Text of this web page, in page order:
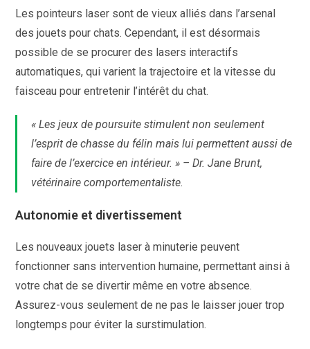
Les pointeurs laser sont de vieux alliés dans l’arsenal
des jouets pour chats. Cependant, il est désormais
possible de se procurer des lasers interactifs
automatiques, qui varient la trajectoire et la vitesse du
faisceau pour entretenir l’intérêt du chat.
« Les jeux de poursuite stimulent non seulement
l’esprit de chasse du félin mais lui permettent aussi de
faire de l’exercice en intérieur. » – Dr. Jane Brunt,
vétérinaire comportementaliste.
Autonomie et divertissement
Les nouveaux jouets laser à minuterie peuvent
fonctionner sans intervention humaine, permettant ainsi à
votre chat de se divertir même en votre absence.
Assurez-vous seulement de ne pas le laisser jouer trop
longtemps pour éviter la surstimulation.